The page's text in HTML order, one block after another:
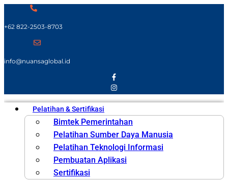
+62 822-2503-8703
info@nuansaglobal.id
Pelatihan & Sertifikasi
Bimtek Pemerintahan
Pelatihan Sumber Daya Manusia
Pelatihan Teknologi Informasi
Pembuatan Aplikasi
Sertifikasi